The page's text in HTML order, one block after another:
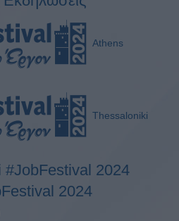
Athens
Thessaloniki
#JobFestival 2024
2024